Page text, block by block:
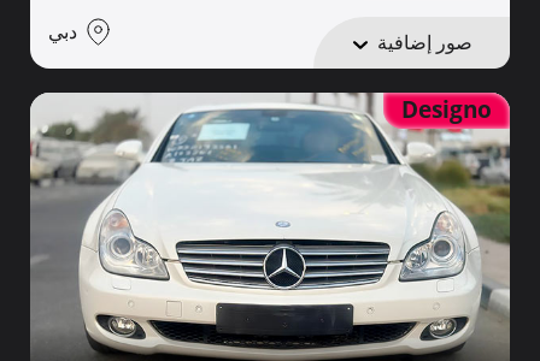
صور إضافية دبي
Designo